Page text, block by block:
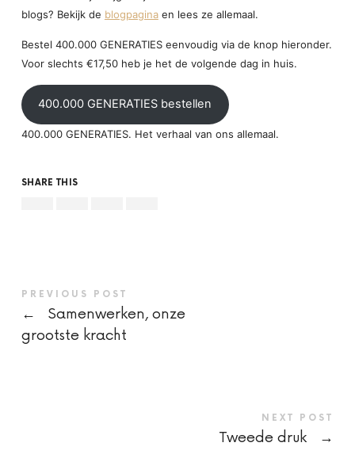
blogs? Bekijk de blogpaginaen lees ze allemaal.
Bestel 400.000 GENERATIES eenvoudig via de knop hieronder.
Voor slechts €17,50 heb je het de volgende dag in huis.
400.000 GENERATIES bestellen
400.000 GENERATIES. Het verhaal van ons allemaal.
SHARE THIS
PREVIOUS POST
←
Samenwerken, onze
grootste kracht
NEXT POST
Tweede druk →